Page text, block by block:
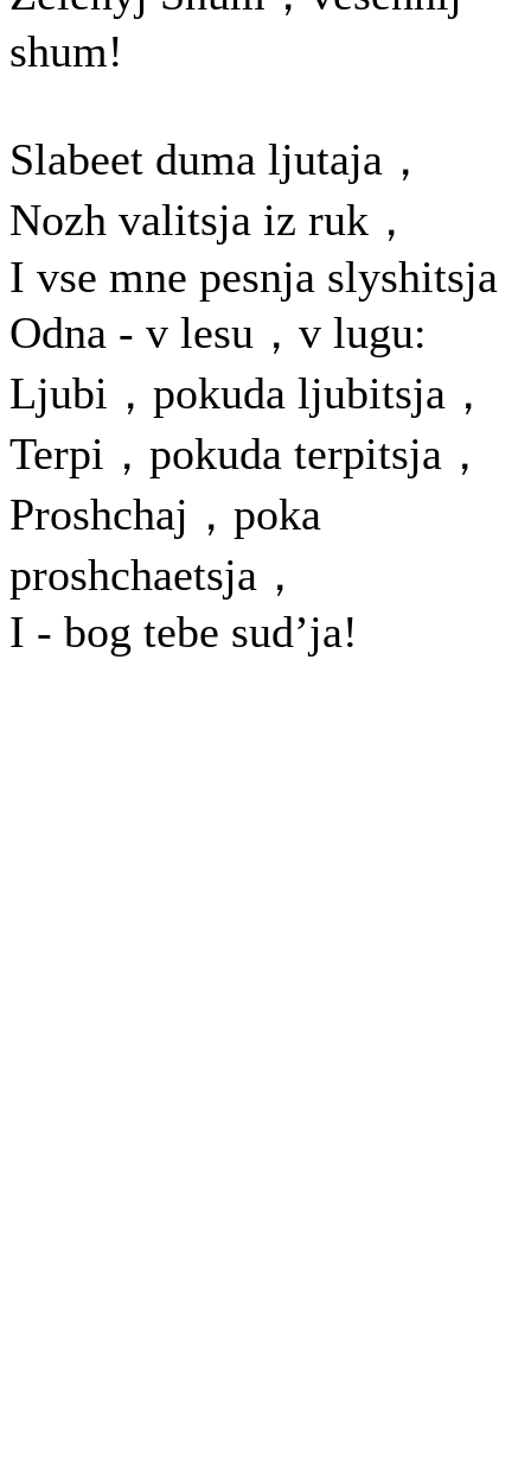
shum!
Slabeet duma ljutaja，
Nozh valitsja iz ruk，
I vse mne pesnja slyshitsja
Odna - v lesu，v lugu:
Ljubi，pokuda ljubitsja，
Terpi，pokuda terpitsja，
Proshchaj，poka
proshchaetsja，
I - bog tebe sud’ja!